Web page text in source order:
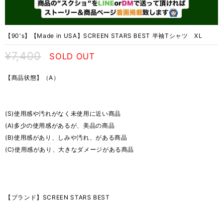
【90's】【Made in USA】SCREEN STARS BEST 半袖Tシャツ XL
¥7,400 SOLD OUT
【商品状態】（A）
(S)使用感や汚れがなく未使用に近い商品
(A)多少の使用感があるが、美品の商品
(B)使用感があり、しみや汚れ、がある商品
(C)使用感があり、大きなダメージがある商品
【ブランド】SCREEN STARS BEST